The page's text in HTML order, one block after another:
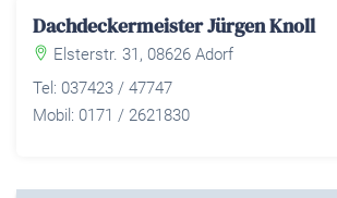
Dachdeckermeister Jürgen Knoll
Elsterstr. 31, 08626 Adorf
Tel: 037423 / 47747
Mobil: 0171 / 2621830